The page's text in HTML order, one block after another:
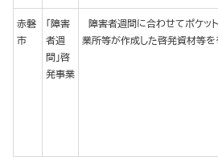
赤磐
市
「障害
者週
間」啓
発事業
障害者週間に合わせてポケット
業所等が作成した啓発資材等を